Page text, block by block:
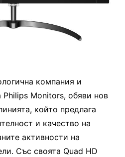
компания и
Philips Monitors, обяви нов
който предлага
и качество на
активности на
Със своята Quad HD